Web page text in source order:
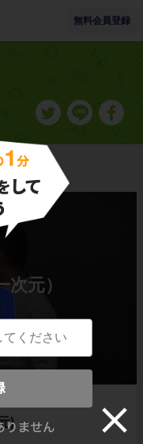
無料会員登録
元）
)